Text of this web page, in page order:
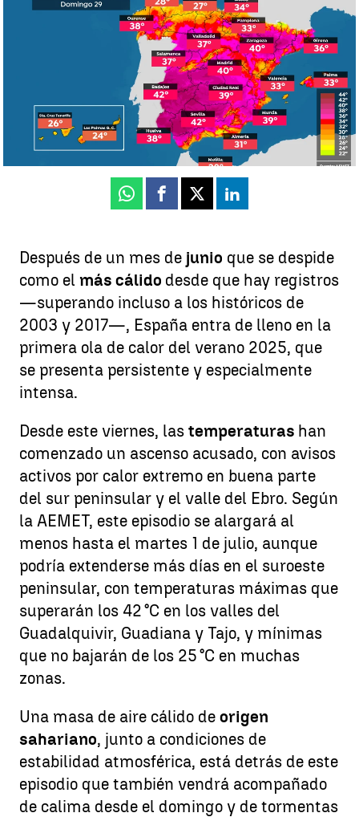
Antena 3 Noticias
Mercedes Martín
Publicado: 28 de junio de 2025, 12:59
Whatsapp
Facebook
X Linkedin
Después de un mes de junio que se despide
como el más cálido desde que hay registros
—superando incluso a los históricos de
2003 y 2017—, España entra de lleno en la
primera ola de calor del verano 2025, que
se presenta persistente y especialmente
intensa.
Desde este viernes, las temperaturas han
comenzado un ascenso acusado, con avisos
activos por calor extremo en buena parte
del sur peninsular y el valle del Ebro. Según
la AEMET, este episodio se alargará al
menos hasta el martes 1 de julio, aunque
podría extenderse más días en el suroeste
peninsular, con temperaturas máximas que
superarán los 42 °C en los valles del
Guadalquivir, Guadiana y Tajo, y mínimas
que no bajarán de los 25 °C en muchas
zonas.
Una masa de aire cálido de origen
sahariano, junto a condiciones de
estabilidad atmosférica, está detrás de este
episodio que también vendrá acompañado
de calima desde el domingo y de tormentas